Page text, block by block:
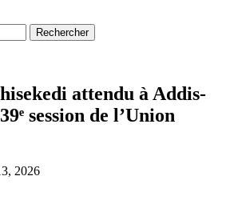
attendu à Addis-
session de l’Union
2026